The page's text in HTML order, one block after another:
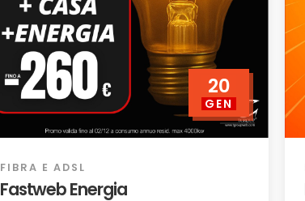
20
GEN
FIBRA E ADSL
Fastweb Energia